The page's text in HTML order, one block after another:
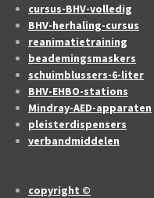
cursus-BHV-volledig
BHV-herhaling-cursus
reanimatietraining
beademingsmaskers
schuimblussers-6-liter
BHV-EHBO-stations
Mindray-AED-apparaten
pleisterdispensers
verbandmiddelen
copyright ©